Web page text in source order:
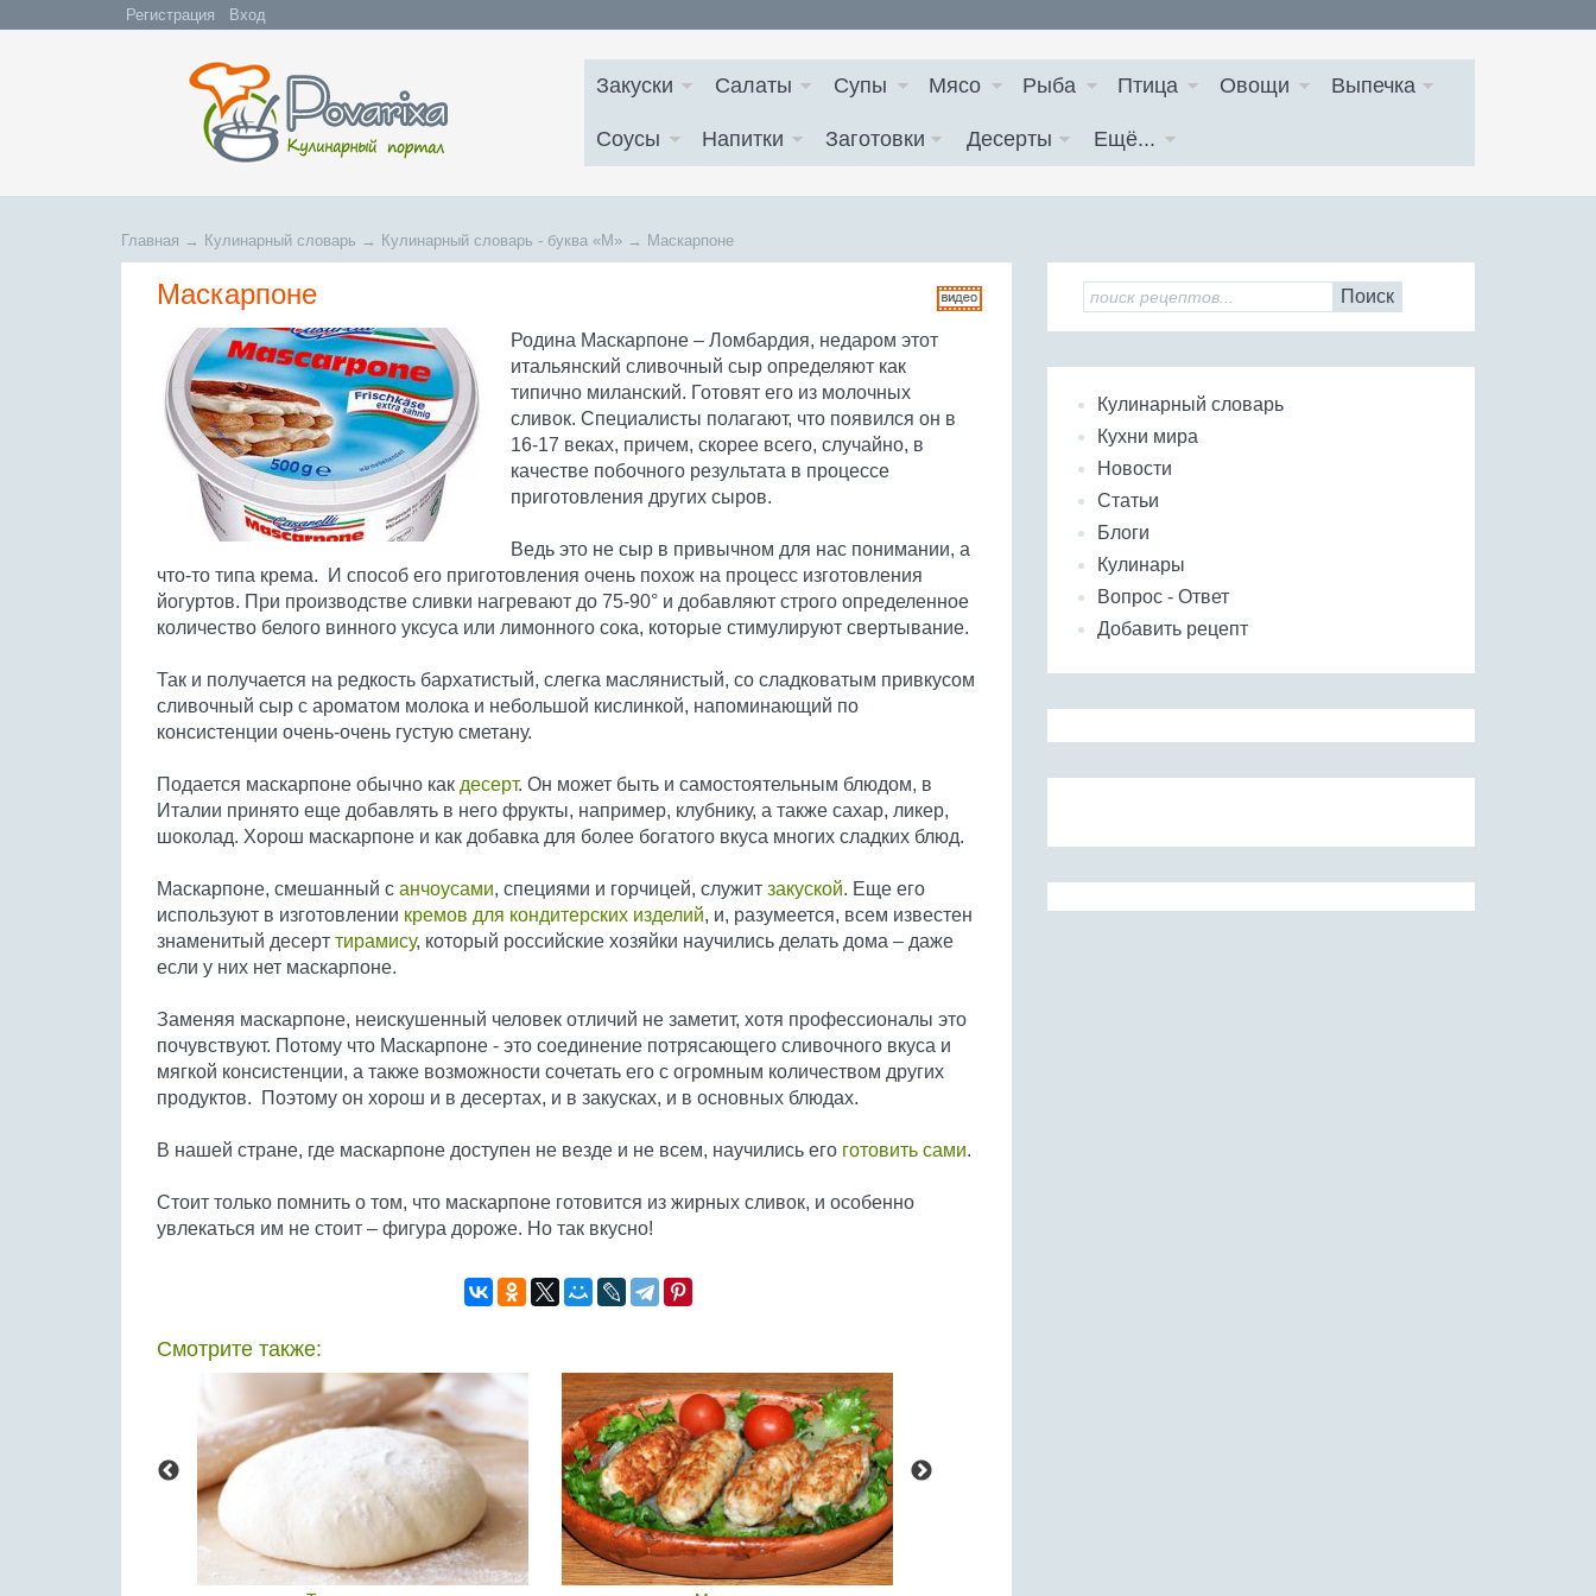
Регистрация Вход
Закуски Салаты Супы Мясо Рыба Птица Овощи Выпечка
Соусы Напитки Заготовки Десерты Ещё...
Главная → Кулинарный словарь → Кулинарный словарь - буква «М» → Маскарпоне
Маскарпоне
Родина Маскарпоне – Ломбардия, недаром этот
итальянский сливочный сыр определяют как
типично миланский. Готовят его из молочных
сливок. Специалисты полагают, что появился он в
16-17 веках, причем, скорее всего, случайно, в
качестве побочного результата в процессе
приготовления других сыров.
Ведь это не сыр в привычном для нас понимании, а
что-то типа крема. И способ его приготовления очень похож на процесс изготовления
йогуртов. При производстве сливки нагревают до 75-90° и добавляют строго определенное
количество белого винного уксуса или лимонного сока, которые стимулируют свертывание.
Так и получается на редкость бархатистый, слегка маслянистый, со сладковатым привкусом
сливочный сыр с ароматом молока и небольшой кислинкой, напоминающий по
консистенции очень-очень густую сметану.
Подается маскарпоне обычно как десерт. Он может быть и самостоятельным блюдом, в
Италии принято еще добавлять в него фрукты, например, клубнику, а также сахар, ликер,
шоколад. Хорош маскарпоне и как добавка для более богатого вкуса многих сладких блюд.
Маскарпоне, смешанный с анчоусами, специями и горчицей, служит закуской. Еще его
используют в изготовлении кремов для кондитерских изделий, и, разумеется, всем известен
знаменитый десерт тирамису, который российские хозяйки научились делать дома – даже
если у них нет маскарпоне.
Заменяя маскарпоне, неискушенный человек отличий не заметит, хотя профессионалы это
почувствуют. Потому что Маскарпоне - это соединение потрясающего сливочного вкуса и
мягкой консистенции, а также возможности сочетать его с огромным количеством других
продуктов. Поэтому он хорош и в десертах, и в закусках, и в основных блюдах.
В нашей стране, где маскарпоне доступен не везде и не всем, научились его готовить сами.
Стоит только помнить о том, что маскарпоне готовится из жирных сливок, и особенно
увлекаться им не стоит – фигура дороже. Но так вкусно!
Смотрите также:
Поиск
Кулинарный словарь
Кухни мира
Новости
Статьи
Блоги
Кулинары
Вопрос - Ответ
Добавить рецепт